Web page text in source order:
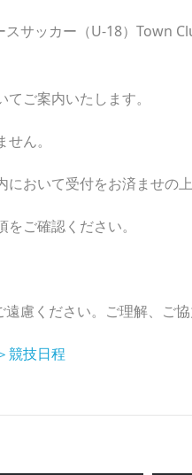
スサッカー（U-18）Town
ご案内いたします。
ん。
おいて受付をお済ませの
ご確認ください。
慮ください。ご理解、ご協
競技日程